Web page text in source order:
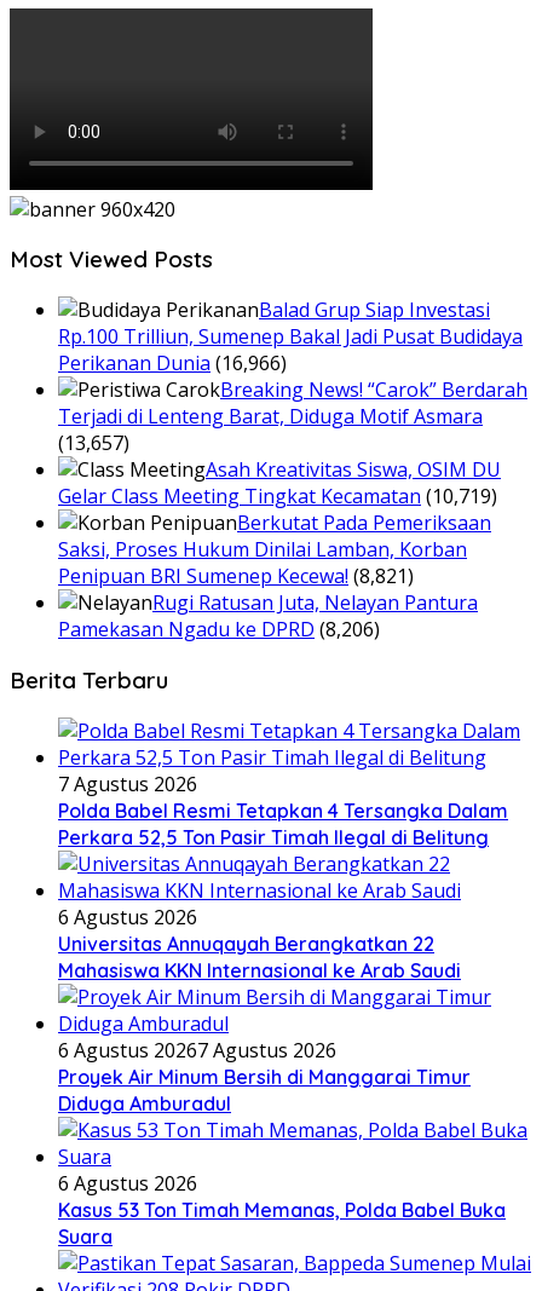
Most Viewed Posts
Balad Grup Siap Investasi
Rp.100 Trilliun, Sumenep Bakal Jadi Pusat Budidaya
Perikanan Dunia (16,966)
Breaking News! “Carok” Berdarah
Terjadi di Lenteng Barat, Diduga Motif Asmara
(13,657)
Asah Kreativitas Siswa, OSIM DU
Gelar Class Meeting Tingkat Kecamatan (10,719)
Berkutat Pada Pemeriksaan
Saksi, Proses Hukum Dinilai Lamban, Korban
Penipuan BRI Sumenep Kecewa! (8,821)
Rugi Ratusan Juta, Nelayan Pantura
Pamekasan Ngadu ke DPRD (8,206)
Berita Terbaru
7 Agustus 2026
Polda Babel Resmi Tetapkan 4 Tersangka Dalam
Perkara 52,5 Ton Pasir Timah Ilegal di Belitung
6 Agustus 2026
Universitas Annuqayah Berangkatkan 22
Mahasiswa KKN Internasional ke Arab Saudi
6 Agustus 20267 Agustus 2026
Proyek Air Minum Bersih di Manggarai Timur
Diduga Amburadul
6 Agustus 2026
Kasus 53 Ton Timah Memanas, Polda Babel Buka
Suara